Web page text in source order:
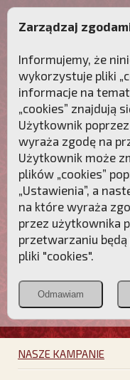
Polonia
Christiana
POZNAJ
NASZE KAMPANIE
Zarządzaj
Informujemy, że
wykorzystuje pliki
informacje na
„cookies” znajdują
Użytkownik poprzez
wyraża zgodę na
Użytkownik może
plików „cookies”
„Ustawienia”, a
na które wyraża
przez użytkownika
przetwarzaniu
pliki "cookies".
Odmawiam